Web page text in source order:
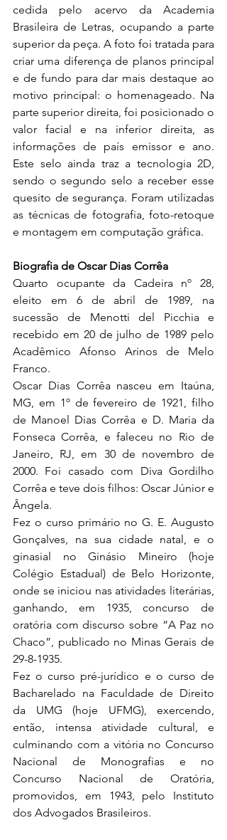
cedida pelo acervo da Academia
Brasileira de Letras, ocupando a parte
superior da peça. A foto foi tratada para
criar uma diferença de planos principal
e de fundo para dar mais destaque ao
motivo principal: o homenageado. Na
parte superior direita, foi posicionado o
valor facial e na inferior direita, as
informações de país emissor e ano.
Este selo ainda traz a tecnologia 2D,
sendo o segundo selo a receber esse
quesito de segurança. Foram utilizadas
as técnicas de fotografia, foto-retoque
e montagem em computação gráfica.
Biografia de Oscar Dias Corrêa
Quarto ocupante da Cadeira nº 28,
eleito em 6 de abril de 1989, na
sucessão de Menotti del Picchia e
recebido em 20 de julho de 1989 pelo
Acadêmico Afonso Arinos de Melo
Franco.
Oscar Dias Corrêa nasceu em Itaúna,
MG, em 1º de fevereiro de 1921, filho
de Manoel Dias Corrêa e D. Maria da
Fonseca Corrêa, e faleceu no Rio de
Janeiro, RJ, em 30 de novembro de
2000. Foi casado com Diva Gordilho
Corrêa e teve dois filhos: Oscar Júnior e
Ângela.
Fez o curso primário no G. E. Augusto
Gonçalves, na sua cidade natal, e o
ginasial no Ginásio Mineiro (hoje
Colégio Estadual) de Belo Horizonte,
onde se iniciou nas atividades literárias,
ganhando, em 1935, concurso de
oratória com discurso sobre “A Paz no
Chaco”, publicado no Minas Gerais de
29-8-1935.
Fez o curso pré-jurídico e o curso de
Bacharelado na Faculdade de Direito
da UMG (hoje UFMG), exercendo,
então, intensa atividade cultural, e
culminando com a vitória no Concurso
Nacional de Monografias e no
Concurso Nacional de Oratória,
promovidos, em 1943, pelo Instituto
dos Advogados Brasileiros.